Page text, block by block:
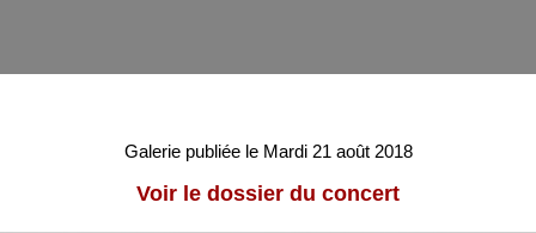
Galerie publiée le Mardi 21 août 2018
Voir le dossier du concert